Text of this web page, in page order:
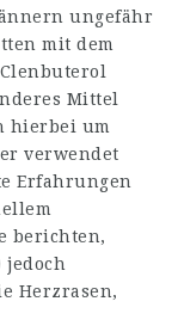
ungefähr
mit dem
Mittel
hierbei um
verwendet
Erfahrungen
berichten,
jedoch
Herzrasen,